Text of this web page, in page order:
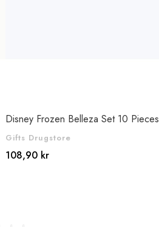
Disney Frozen Belleza Set 10 Pieces
Gifts Drugstore
108,90 kr